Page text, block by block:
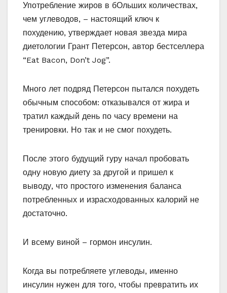
Употребление жиров в бОльших количествах,
чем углеводов, – настоящий ключ к
похудению, утверждает новая звезда мира
диетологии Грант Петерсон, автор бестселлера
“Eat Bacon, Don’t Jog”.
Много лет подряд Петерсон пытался похудеть
обычным способом: отказывался от жира и
тратил каждый день по часу времени на
тренировки. Но так и не смог похудеть.
После этого будущий гуру начал пробовать
одну новую диету за другой и пришел к
выводу, что простого изменения баланса
потребленных и израсходованных калорий не
достаточно.
И всему виной – гормон инсулин.
Когда вы потребляете углеводы, именно
инсулин нужен для того, чтобы превратить их